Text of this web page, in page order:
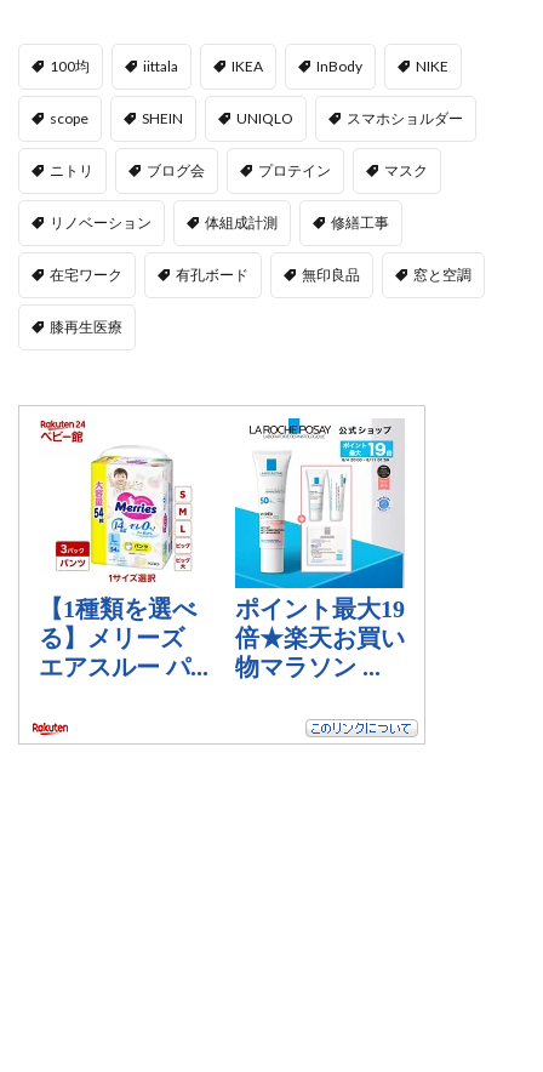
100均 iittala IKEA InBody NIKE
scope SHEIN UNIQLO スマホショルダー
ニトリ ブログ会 プロテイン マスク
リノベーション 体組成計測 修繕工事
在宅ワーク 有孔ボード 無印良品 窓と空調
膝再生医療